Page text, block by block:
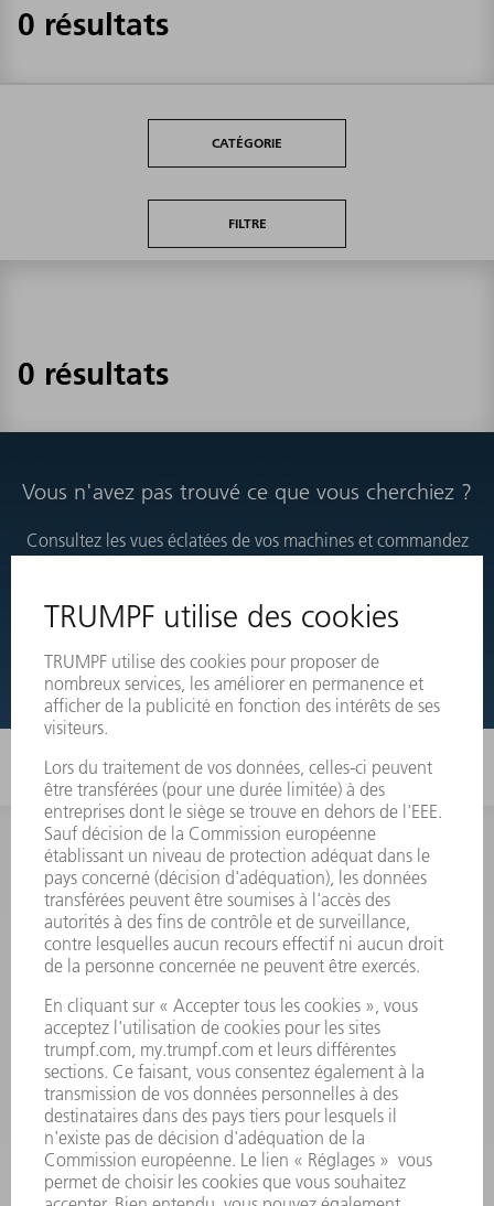
0 résultats
CATÉGORIE
FILTRE
0 résultats
Vous n'avez pas trouvé ce que vous cherchiez ?
Consultez les vues éclatées de vos machines et commandez
VUES ÉCLATÉES
INFORMATION
Foire aux questions
Termes et conditions
CONTACT
01 48 17 37 73
Lun - Jeu 08:00h - 16:30h
Ven 08:00h - 12:30h
outillages@fr.TRUMPF.com
CONTACT
Pièces Détachées
01 48 17 37 57
Lun – Ven 8:30h - 17:30h
pieces.detachees@trumpf.com